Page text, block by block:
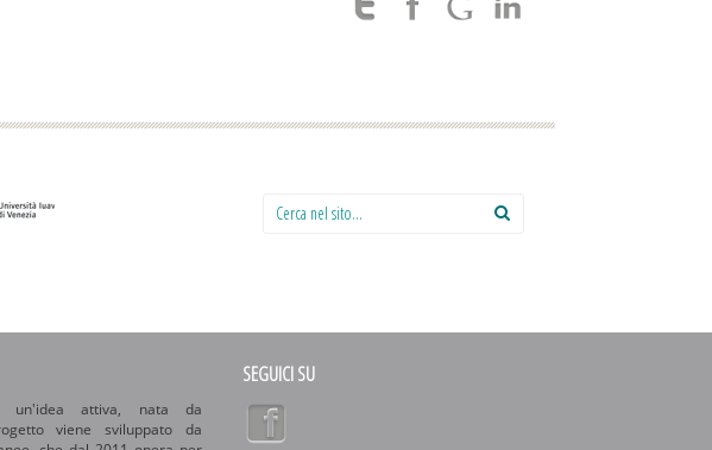
Cerca nel sito:
un'idea attiva, nata da
viene sviluppato da
SEGUICI SU